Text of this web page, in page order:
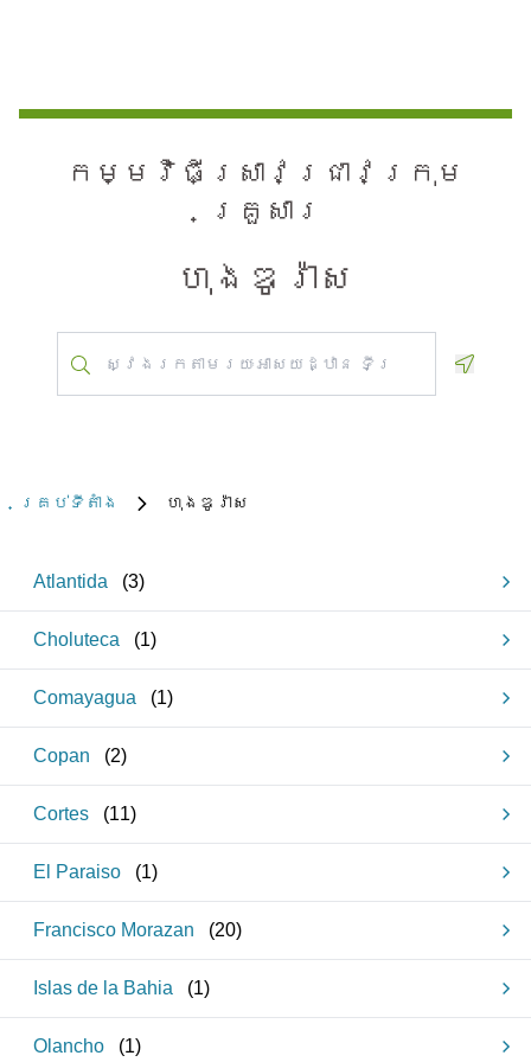
កម្មវិធី​ស្រាវជ្រាវ​ក្រុម
គ្រួសារ
ហុងឌូរ៉ាស
គ្រប់​ទីតាំង ហុងឌូរ៉ាស
Atlantida (3)
Choluteca (1)
Comayagua (1)
Copan (2)
Cortes (11)
El Paraiso (1)
Francisco Morazan (20)
Islas de la Bahia (1)
Olancho (1)